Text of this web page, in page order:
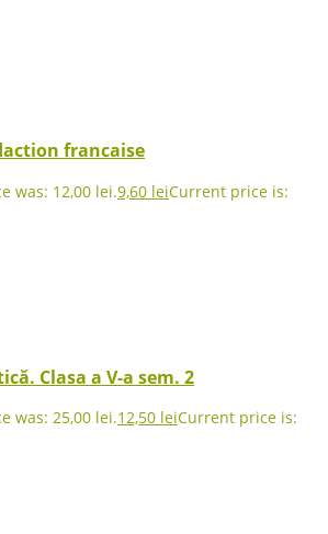
francaise
was: 12,00 lei.9,60 leiCurrent price is:
Clasa a V-a sem. 2
was: 25,00 lei.12,50 leiCurrent price is: